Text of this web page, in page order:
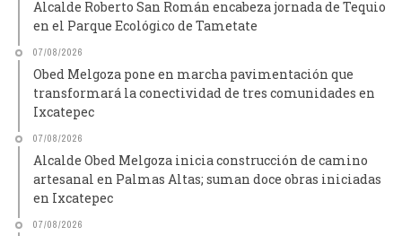
Alcalde Roberto San Román encabeza jornada de Tequio
en el Parque Ecológico de Tametate
07/08/2026
Obed Melgoza pone en marcha pavimentación que
transformará la conectividad de tres comunidades en
Ixcatepec
07/08/2026
Alcalde Obed Melgoza inicia construcción de camino
artesanal en Palmas Altas; suman doce obras iniciadas
en Ixcatepec
07/08/2026